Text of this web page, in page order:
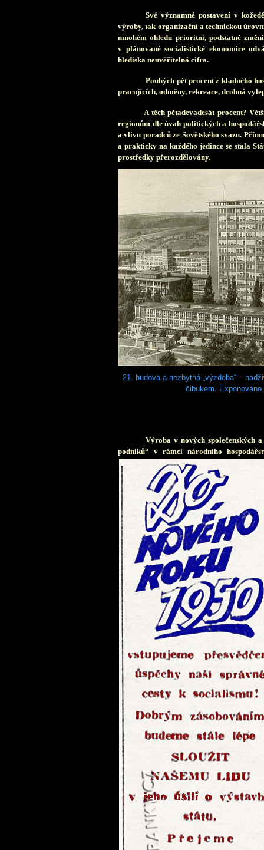
Své významné postavení v
výroby, tak organizační a technickou
mnohém ohledu prioritní, podstatně
v plánované socialistické ekonomice
hlediska neuvěřitelná cifra.
Pouhých pět procent z kladného
pracujících, odměny, rekreace, drobná
A těch pětadevadesát procent?
regionům dle úvah politických a
a vlivu poradců ze Sovětského svazu.
a prakticky na každého jedince se stala
prostředky přerozdělovány.
21. budova a nezbytná „výzdoba“ –
čibukem.
Výroba v nových společenských
podniků“ v rámci národního